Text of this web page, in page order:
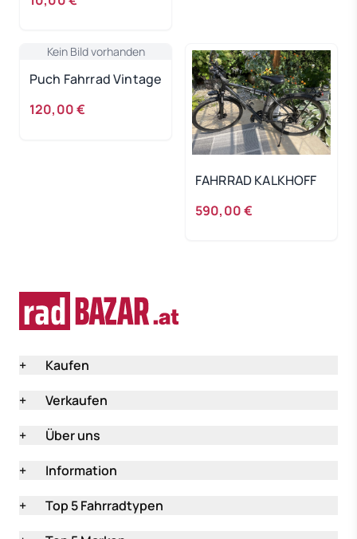
Kein Bild vorhanden
Puch Fahrrad Vintage
120,00 €
FAHRRAD KALKHOFF
590,00 €
+
Kaufen
+
Verkaufen
+
Über uns
+
Information
+
Top 5 Fahrradtypen